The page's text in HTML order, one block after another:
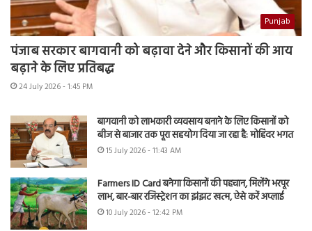
Punjab
पंजाब सरकार बागवानी को बढ़ावा देने और किसानों की आय
बढ़ाने के लिए प्रतिबद्ध
24 July 2026 - 1:45 PM
बागवानी को लाभकारी व्यवसाय बनाने के लिए किसानों को
बीज से बाजार तक पूरा सहयोग दिया जा रहा है: मोहिंदर भगत
15 July 2026 - 11:43 AM
Farmers ID Card बनेगा किसानों की पहचान, मिलेंगे भरपूर
लाभ, बार-बार रजिस्ट्रेशन का झंझट खत्म, ऐसे करें अप्लाई
10 July 2026 - 12:42 PM